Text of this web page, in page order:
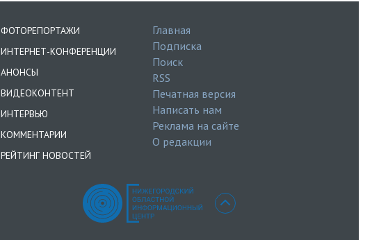
ФОТОРЕПОРТАЖИ
ИНТЕРНЕТ-КОНФЕРЕНЦИИ
АНОНСЫ
ВИДЕОКОНТЕНТ
ИНТЕРВЬЮ
КОММЕНТАРИИ
РЕЙТИНГ НОВОСТЕЙ
Главная
Подписка
Поиск
RSS
Печатная версия
Написать нам
Реклама на сайте
О редакции